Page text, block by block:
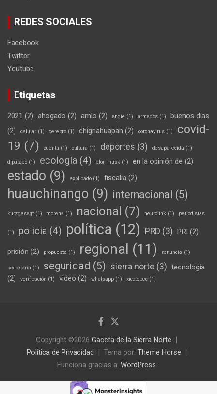
REDES SOCIALES
Facebook
Twitter
Youtube
Etiquetas
2021 (2) ahogado (2) amlo (2) angie (1) armados (1)
buenos días
(2)
celular (1) cerebro (1) chignahuapan (2) coronavirus (1)
covid-
19 (7) cuenta (1) cultura (1) deportes (3) desaparecida (1)
diputado (1) ecología (4) elon musk (1) en la opinión de (2)
estado (9) explicado (1) fiscalia (2)
huauchinango (9) internacional (5)
kurzgesagt (1) morena (1) nacional (7) neurolink (1) periodistas
(1) policia (4) política (12) PRD (3) PRI (2)
prisión (2) propuesta (1) regional (11) renuncia (1)
secretaría (1) seguridad (5) sierra norte (3) tecnología
(2)
verificación (1) video (2) whatsapp (1) xicotepec (1)
Copyright ©2026 Gaceta de la Sierra Norte
Política de Privacidad
Tema por: Theme Horse
Funciona gracias a: WordPress